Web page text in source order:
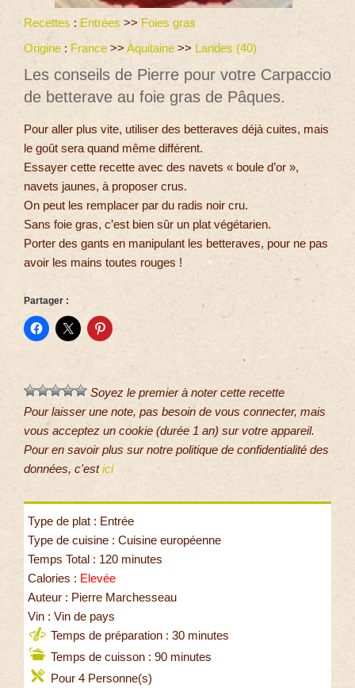
Recettes : Entrées >> Foies gras
Origine : France >> Aquitaine >> Landes (40)
Les conseils de Pierre pour votre Carpaccio
de betterave au foie gras de Pâques.
Pour aller plus vite, utiliser des betteraves déjà cuites, mais
le goût sera quand même différent.
Essayer cette recette avec des navets « boule d’or »,
navets jaunes, à proposer crus.
On peut les remplacer par du radis noir cru.
Sans foie gras, c’est bien sûr un plat végétarien.
Porter des gants en manipulant les betteraves, pour ne pas
avoir les mains toutes rouges !
Partager :
Soyez le premier à noter cette recette
Pour laisser une note, pas besoin de vous connecter, mais
vous acceptez un cookie (durée 1 an) sur votre appareil.
Pour en savoir plus sur notre politique de confidentialité des
données, c'estici
Type de plat : Entrée
Type de cuisine : Cuisine européenne
Temps Total : 120 minutes
Calories : Elevée
Auteur : Pierre Marchesseau
Vin : Vin de pays
Temps de préparation : 30 minutes
Temps de cuisson : 90 minutes
Pour 4 Personne(s)